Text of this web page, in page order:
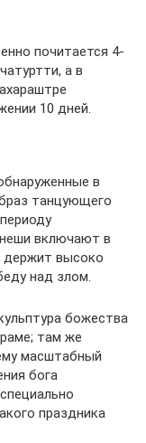
почитается 4-
а в
10 дней.
в
танцующего
включают в
держит высоко
над злом.
божества
там же
масштабный
бога
праздника